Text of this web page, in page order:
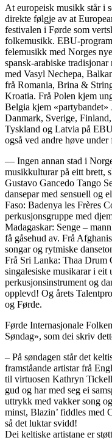
At europeisk musikk står i
direkte følgje av at
festivalen i Førde som
folkemusikk. EBU-
felemusikk med Norges
spansk-arabiske
med Vasyl Nechepa,
frå Romania, Brina &
Kroatia. Frå Polen kjem
Belgia kjem «partybandet»
Danmark, Sverige,
Tyskland og Latvia på
også ved andre høve under
— Ingen annan stad i
musikkulturar på eitt brett,
Gustavo Gancedo Tango
dansepar med sensuell og
Faso: Badenya les Frères
perkusjonsgruppe med
Madagaskar: Senge –
få gåsehud av. Frå
songar og rytmiske
Frå Sri Lanka: Thaa Drum
singalesiske musikarar i eit
perkusjonsinstrument og
opplevd! Og årets
og Førde.
Førde Internasjonale
Søndag», som dei skriv
– På søndagen står det
framståande artistar frå
til virtuosen Kathryn
gud og har med seg ei
uttrykk med vakker song
minst, Blazin’ fiddles med
så det luktar svidd!
Dei keltiske artistane er